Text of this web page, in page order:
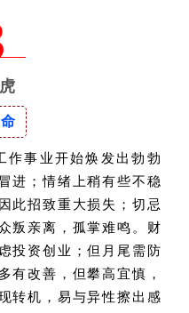
作事业开始焕发出勃勃
进；情绪上稍有些不稳
此招致重大损失；切忌
叛亲离，孤掌难鸣。财
投资创业；但月尾需防
有改善，但攀高宜慎，
转机，易与异性擦出感